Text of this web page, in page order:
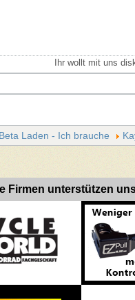
Ihr wollt mit uns
Laden - Ich brauche
Firmen unterstützen